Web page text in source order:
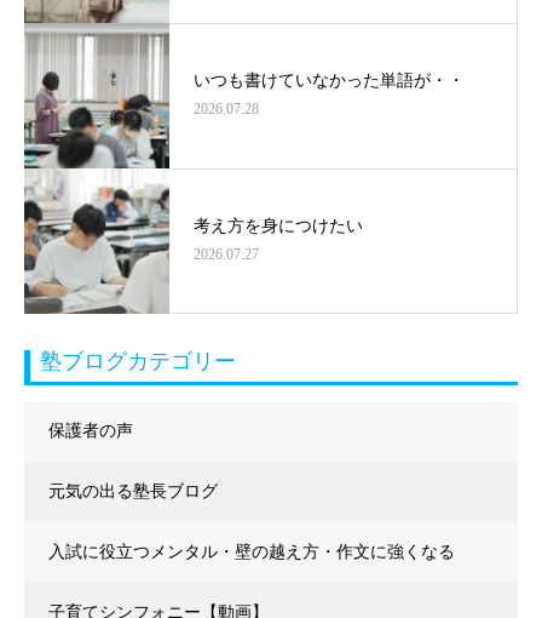
いつも書けていなかった単語が・・
2026.07.28
考え方を身につけたい
2026.07.27
塾ブログカテゴリー
保護者の声
元気の出る塾長ブログ
入試に役立つメンタル・壁の越え方・作文に強くなる
子育てシンフォニー【動画】